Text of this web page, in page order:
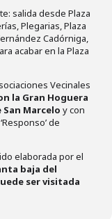
salida desde Plaza
Plegarias, Plaza
Cadórniga,
acabar en la Plaza
Vecinales
la Gran Hoguera
San Marcelo y con
de
elaborada por el
baja del
ser visitada